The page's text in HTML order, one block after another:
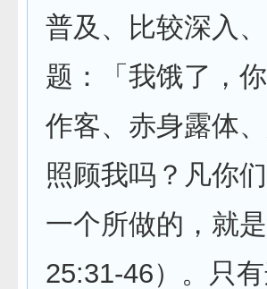
普及、比较深入
题：「我饿了，
作客、赤身露体
照顾我吗？凡你
一个所做的，就
25:31-46）。只